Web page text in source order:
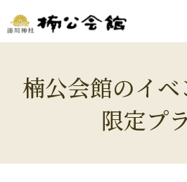
楠公会館のイ
限定プ